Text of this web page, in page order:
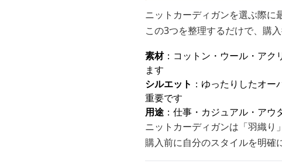
ニットカーディガンを選ぶ際に
この3つを整理するだけで、購
素材：コットン・ウール・アク
ます
シルエット ：ゆったりしたオ
重要です
用途 ：仕事・カジュアル・ア
ニットカーディガンは「羽織り
購入前に自分のスタイルを明確